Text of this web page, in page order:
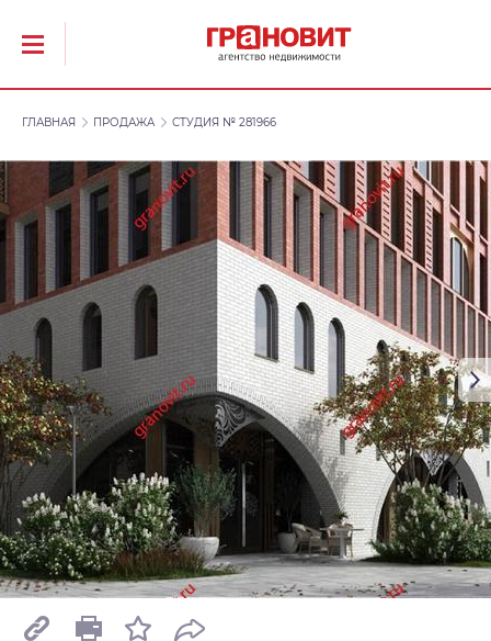
ГЛАВНАЯ ПРОДАЖА СТУДИЯ № 281966